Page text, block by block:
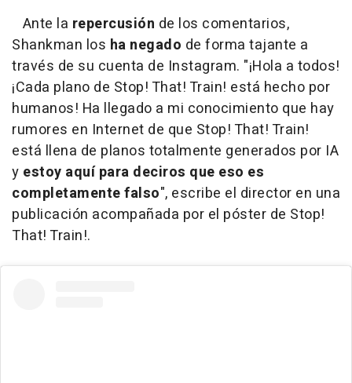
Ante la repercusión de los comentarios,
Shankman los ha negado de forma tajante a
través de su cuenta de Instagram. "¡Hola a todos!
¡Cada plano de Stop! That! Train! está hecho por
humanos! Ha llegado a mi conocimiento que hay
rumores en Internet de que Stop! That! Train!
está llena de planos totalmente generados por IA
y estoy aquí para deciros que eso es
completamente falso", escribe el director en una
publicación acompañada por el póster de Stop!
That! Train!.